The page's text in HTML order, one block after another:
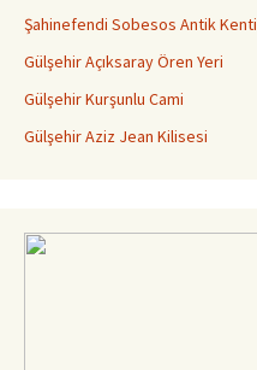
Şahinefendi Sobesos Antik Kenti
Gülşehir Açıksaray Ören Yeri
Gülşehir Kurşunlu Cami
Gülşehir Aziz Jean Kilisesi